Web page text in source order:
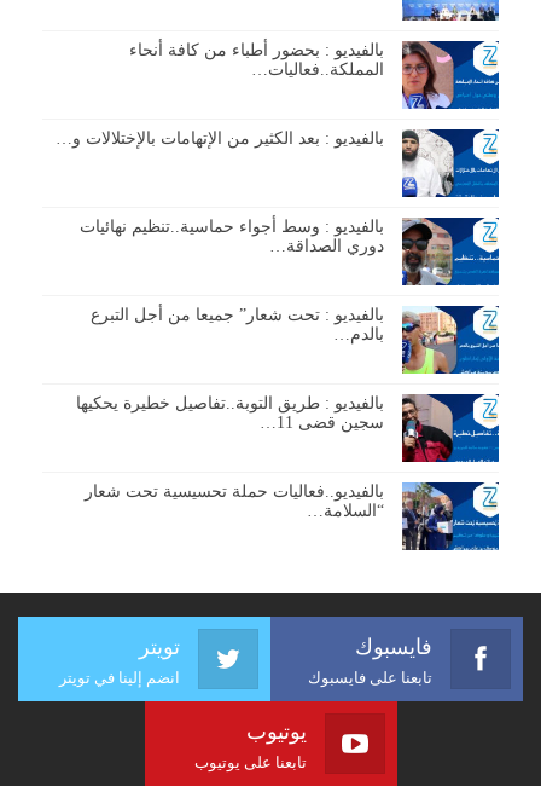
بالفيديو : بحضور أطباء من كافة أنحاء
المملكة..فعاليات…
بالفيديو : بعد الكثير من الإتهامات بالإختلالات و…
بالفيديو : وسط أجواء حماسية..تنظيم نهائيات
دوري الصداقة…
بالفيديو : تحت شعار” جميعا من أجل التبرع
بالدم…
بالفيديو : طريق التوبة..تفاصيل خطيرة يحكيها
سجين قضى 11…
بالفيديو..فعاليات حملة تحسيسية تحت شعار
“السلامة…
فايسبوك
تابعنا على فايسبوك
تويتر
انضم إلينا في تويتر
يوتيوب
تابعنا على يوتيوب